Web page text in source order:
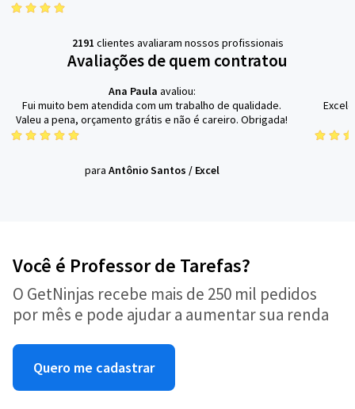
2191 clientes avaliaram nossos profissionais
Avaliações de quem contratou
Ana Paula avaliou:
Fui muito bem atendida com um trabalho de qualidade.
Valeu a pena, orçamento grátis e não é careiro. Obrigada!
para Antônio Santos / Excel
Você é Professor de Tarefas?
O GetNinjas recebe mais de 250 mil pedidos
por mês e pode ajudar a aumentar sua renda
Quero me cadastrar